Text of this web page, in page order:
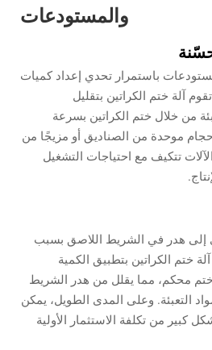
والمستودعات
باستمرار تحدي إعداد كميات
آلة ختم الكراتين بتقليل
من خلال ختم الكراتين بسرعة
موحدة من الصناديق أو مزيجًا من
الآلات تتكيف مع احتياجات التشغيل
إلى هدر في الشريط اللاصق بسبب
ختم الكراتين بتطبيق الكمية
ختم محكم، مما يقلل من هدر الشريط
التعبئة. وعلى المدى الطويل، يمكن
كبير من تكلفة الاستثمار الأولية